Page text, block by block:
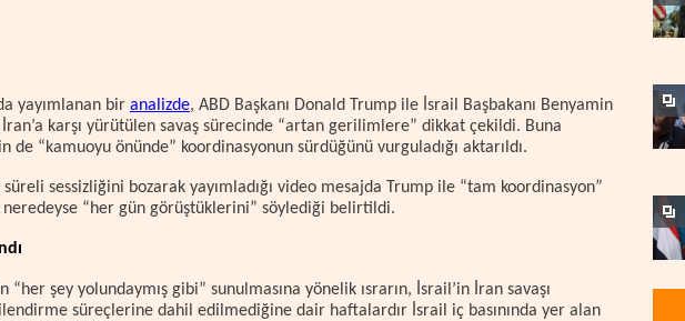
yayımlanan bir analizde, ABD Başkanı Donald Trump ile İsrail Başbakanı Benyamin
İran’a karşı yürütülen savaş sürecinde “artan gerilimlere” dikkat çekildi. Buna
“kamuoyu önünde” koordinasyonun sürdüğünü vurguladığı aktarıldı.
süreli sessizliğini bozarak yayımladığı video mesajda Trump ile “tam koordinasyon”
neredeyse “her gün görüştüklerini” söylediği belirtildi.
şey yolundaymış gibi” sunulmasına yönelik ısrarın, İsrail’in İran savaşı
süreçlerine dahil edilmediğine dair haftalardır İsrail iç basınında yer alan